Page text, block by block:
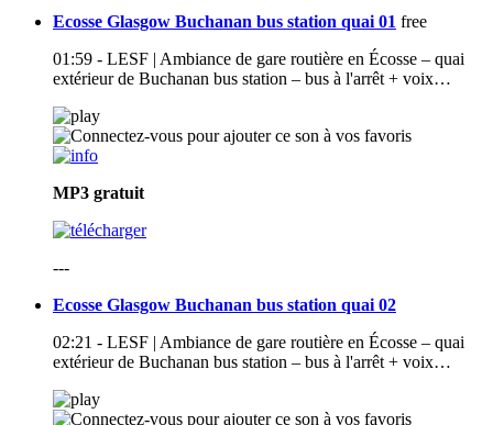
Ecosse Glasgow Buchanan bus station quai 01 free
01:59 - LESF | Ambiance de gare routière en Écosse – quai
extérieur de Buchanan bus station – bus à l'arrêt + voix…
MP3 gratuit
---
Ecosse Glasgow Buchanan bus station quai 02
02:21 - LESF | Ambiance de gare routière en Écosse – quai
extérieur de Buchanan bus station – bus à l'arrêt + voix…